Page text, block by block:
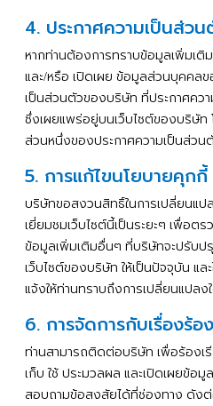
4. ประกาศความเป็นส่วน
หากท่านต้องการทราบข้อมูลเพิ่มเติ
และ/หรือ เปิดเผย ข้อมูลส่วนบุคคลข
เป็นส่วนตัวของบริษัท ที่ประกาศคว
ซึ่งเผยแพร่อยู่บนเว็บไซต์ของบริษัท
ส่วนหนึ่งของประกาศความเป็นส่ว
5. การแก้ไขนโยบายคุกกี้
บริษัทขอสงวนสิทธิ์ในการเปลี่ยนแป
เยี่ยมชมเว็บไซต์นี้เป็นระยะๆ เพื่อตร
ข้อมูลเพิ่มเติมอื่นๆ ที่บริษัทจะปรับป
เว็บไซต์ของบริษัท ให้เป็นปัจจุบัน แล
แจ้งให้ท่านทราบถึงการเปลี่ยนแปลง
6. การจัดการกับเรื่องร้
ท่านสามารถติดต่อบริษัท เพื่อร้องเ
เก็บ ใช้ประมวลผล และเปิดเผยข้อ
สอบถามข้อสงสัยได้ที่ช่องทาง ดัง